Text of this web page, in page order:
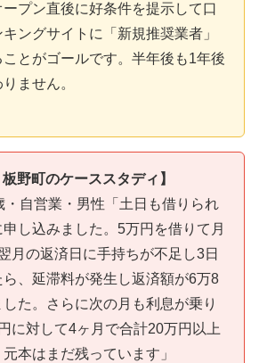
プン直後に好条件を提示して口
ングサイトに「新規推奨業者」
とがゴールです。半年後も1年後
ません。
野町のケーススタディ】
・自営業・男性「土日も借りられ
し込みました。5万円を借りて月
月の返済日に手持ちが不足し3日
、延滞料が発生し返済額が6万8
た。さらに次の月も利息が乗り
に対して4ヶ月で合計20万円以上
本はまだ残っています」